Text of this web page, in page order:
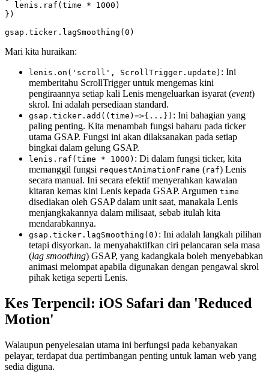
  lenis.raf(time * 1000)
})
Mari kita huraikan:
lenis.on('scroll', ScrollTrigger.update) : Ini
memberitahu ScrollTrigger untuk mengemas kini
pengiraannya setiap kali Lenis mengeluarkan isyarat (event)
skrol. Ini adalah persediaan standard.
gsap.ticker.add((time)=>{...}) : Ini bahagian yang
paling penting. Kita menambah fungsi baharu pada ticker
utama GSAP. Fungsi ini akan dilaksanakan pada setiap
bingkai dalam gelung GSAP.
lenis.raf(time * 1000) : Di dalam fungsi ticker, kita
memanggil fungsi requestAnimationFrame (raf) Lenis
secara manual. Ini secara efektif menyerahkan kawalan
kitaran kemas kini Lenis kepada GSAP. Argumen time
disediakan oleh GSAP dalam unit saat, manakala Lenis
menjangkakannya dalam milisaat, sebab itulah kita
mendarabkannya.
gsap.ticker.lagSmoothing(0) : Ini adalah langkah pilihan
tetapi disyorkan. Ia menyahaktifkan ciri pelancaran sela masa
(lag smoothing) GSAP, yang kadangkala boleh menyebabkan
animasi melompat apabila digunakan dengan pengawal skrol
pihak ketiga seperti Lenis.
Kes Terpencil: iOS Safari dan 'Reduced
Motion'
Walaupun penyelesaian utama ini berfungsi pada kebanyakan
pelayar, terdapat dua pertimbangan penting untuk laman web yang
sedia diguna.